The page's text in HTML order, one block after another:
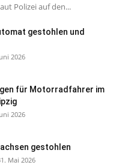
Polizei auf den...
gestohlen und
2026
für Motorradfahrer im
2026
gestohlen
Mai 2026